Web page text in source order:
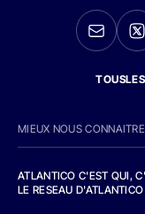
MIEUX NOUS CONNAITRE
ATLANTICO C'EST QUI,
LE RESEAU D'ATLANTICO